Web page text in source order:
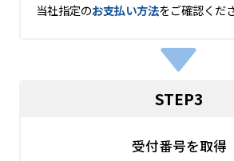
当社指定のお支払い方法をご確認くだ
STEP3
受付番号を取得